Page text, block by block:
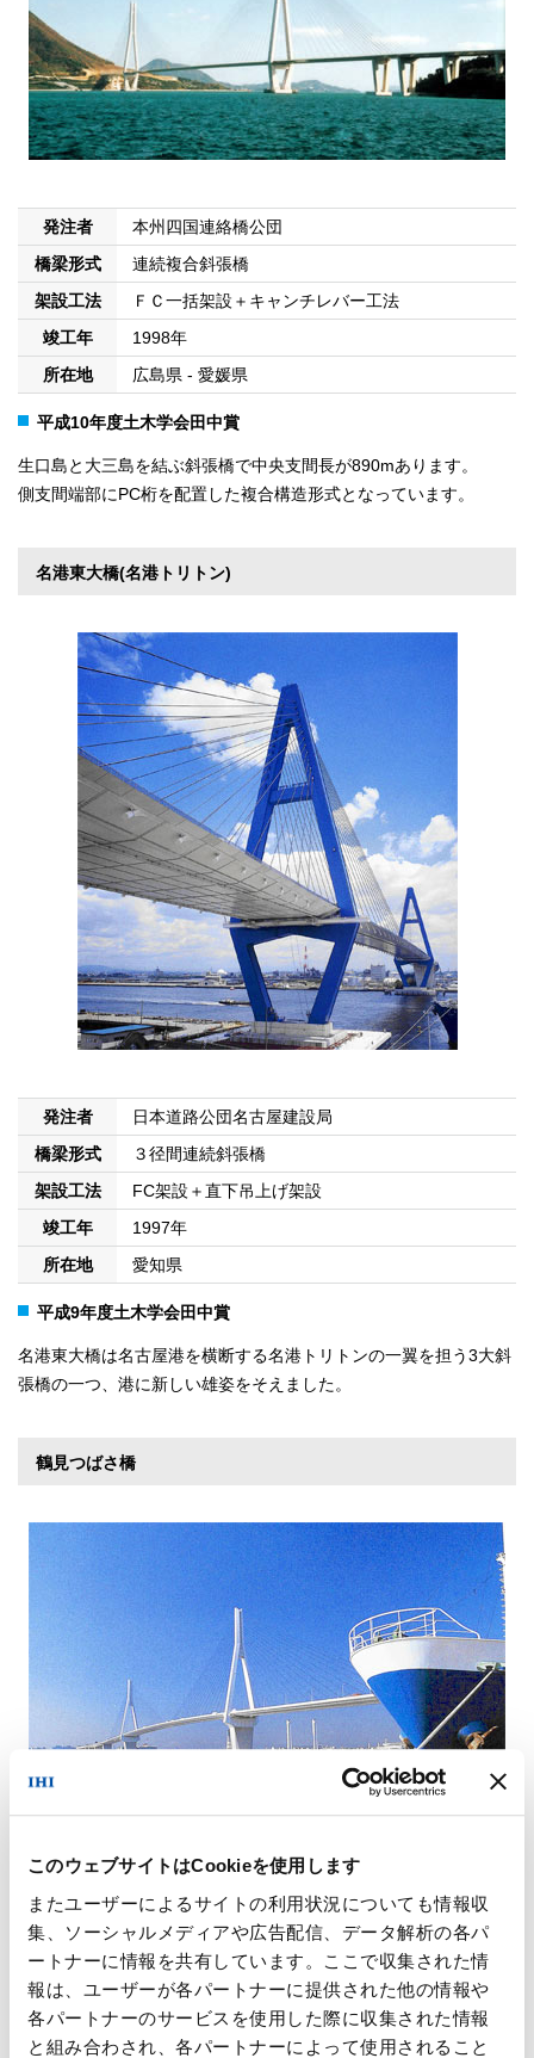
このウェブサイトはCookieを使用します
またユーザーによるサイトの利用状況についても情報収
集、ソーシャルメディアや広告配信、データ解析の各パ
ートナーに情報を共有しています。ここで収集された情
報は、ユーザーが各パートナーに提供された他の情報や
各パートナーのサービスを使用した際に収集された情報
と組み合わされ、各パートナーによって使用されること
発注者
本州四国連絡橋公団
橋梁形式
連続複合斜張橋
架設工法
ＦＣ一括架設＋キャンチレバー工法
竣工年
1998年
所在地
広島県 - 愛媛県
平成10年度土木学会田中賞
生口島と大三島を結ぶ斜張橋で中央支間長が890mあります。
側支間端部にPC桁を配置した複合構造形式となっています。
名港東大橋(名港トリトン)
発注者
日本道路公団名古屋建設局
橋梁形式
３径間連続斜張橋
架設工法
FC架設＋直下吊上げ架設
竣工年
1997年
所在地
愛知県
平成9年度土木学会田中賞
名港東大橋は名古屋港を横断する名港トリトンの一翼を担う3大斜
張橋の一つ、港に新しい雄姿をそえました。
鶴見つばさ橋
発注者
首都高速道路公団
橋梁形式
３径間連続斜張橋
架設工法
ＦＣ一括架設
竣工年